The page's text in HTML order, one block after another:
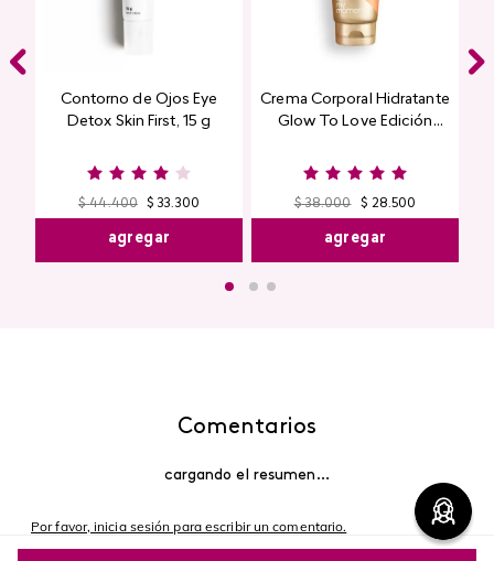
Contorno de Ojos Eye
Detox Skin First, 15 g
$ 44.400 $ 33.300
agregar
Crema Corporal Hidratante
Glow To Love Edición
$ 38.000 $ 28.500
agregar
Comentarios
cargando el resumen…
Por favor, inicia sesión para escribir un comentario.